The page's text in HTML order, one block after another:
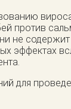
против
не
эффектах
для